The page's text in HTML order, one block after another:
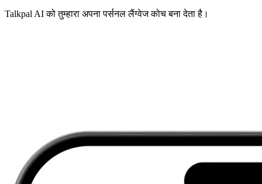
Talkpal AI को तुम्हारा अपना पर्सनल लैंग्वेज कोच बना देता है।